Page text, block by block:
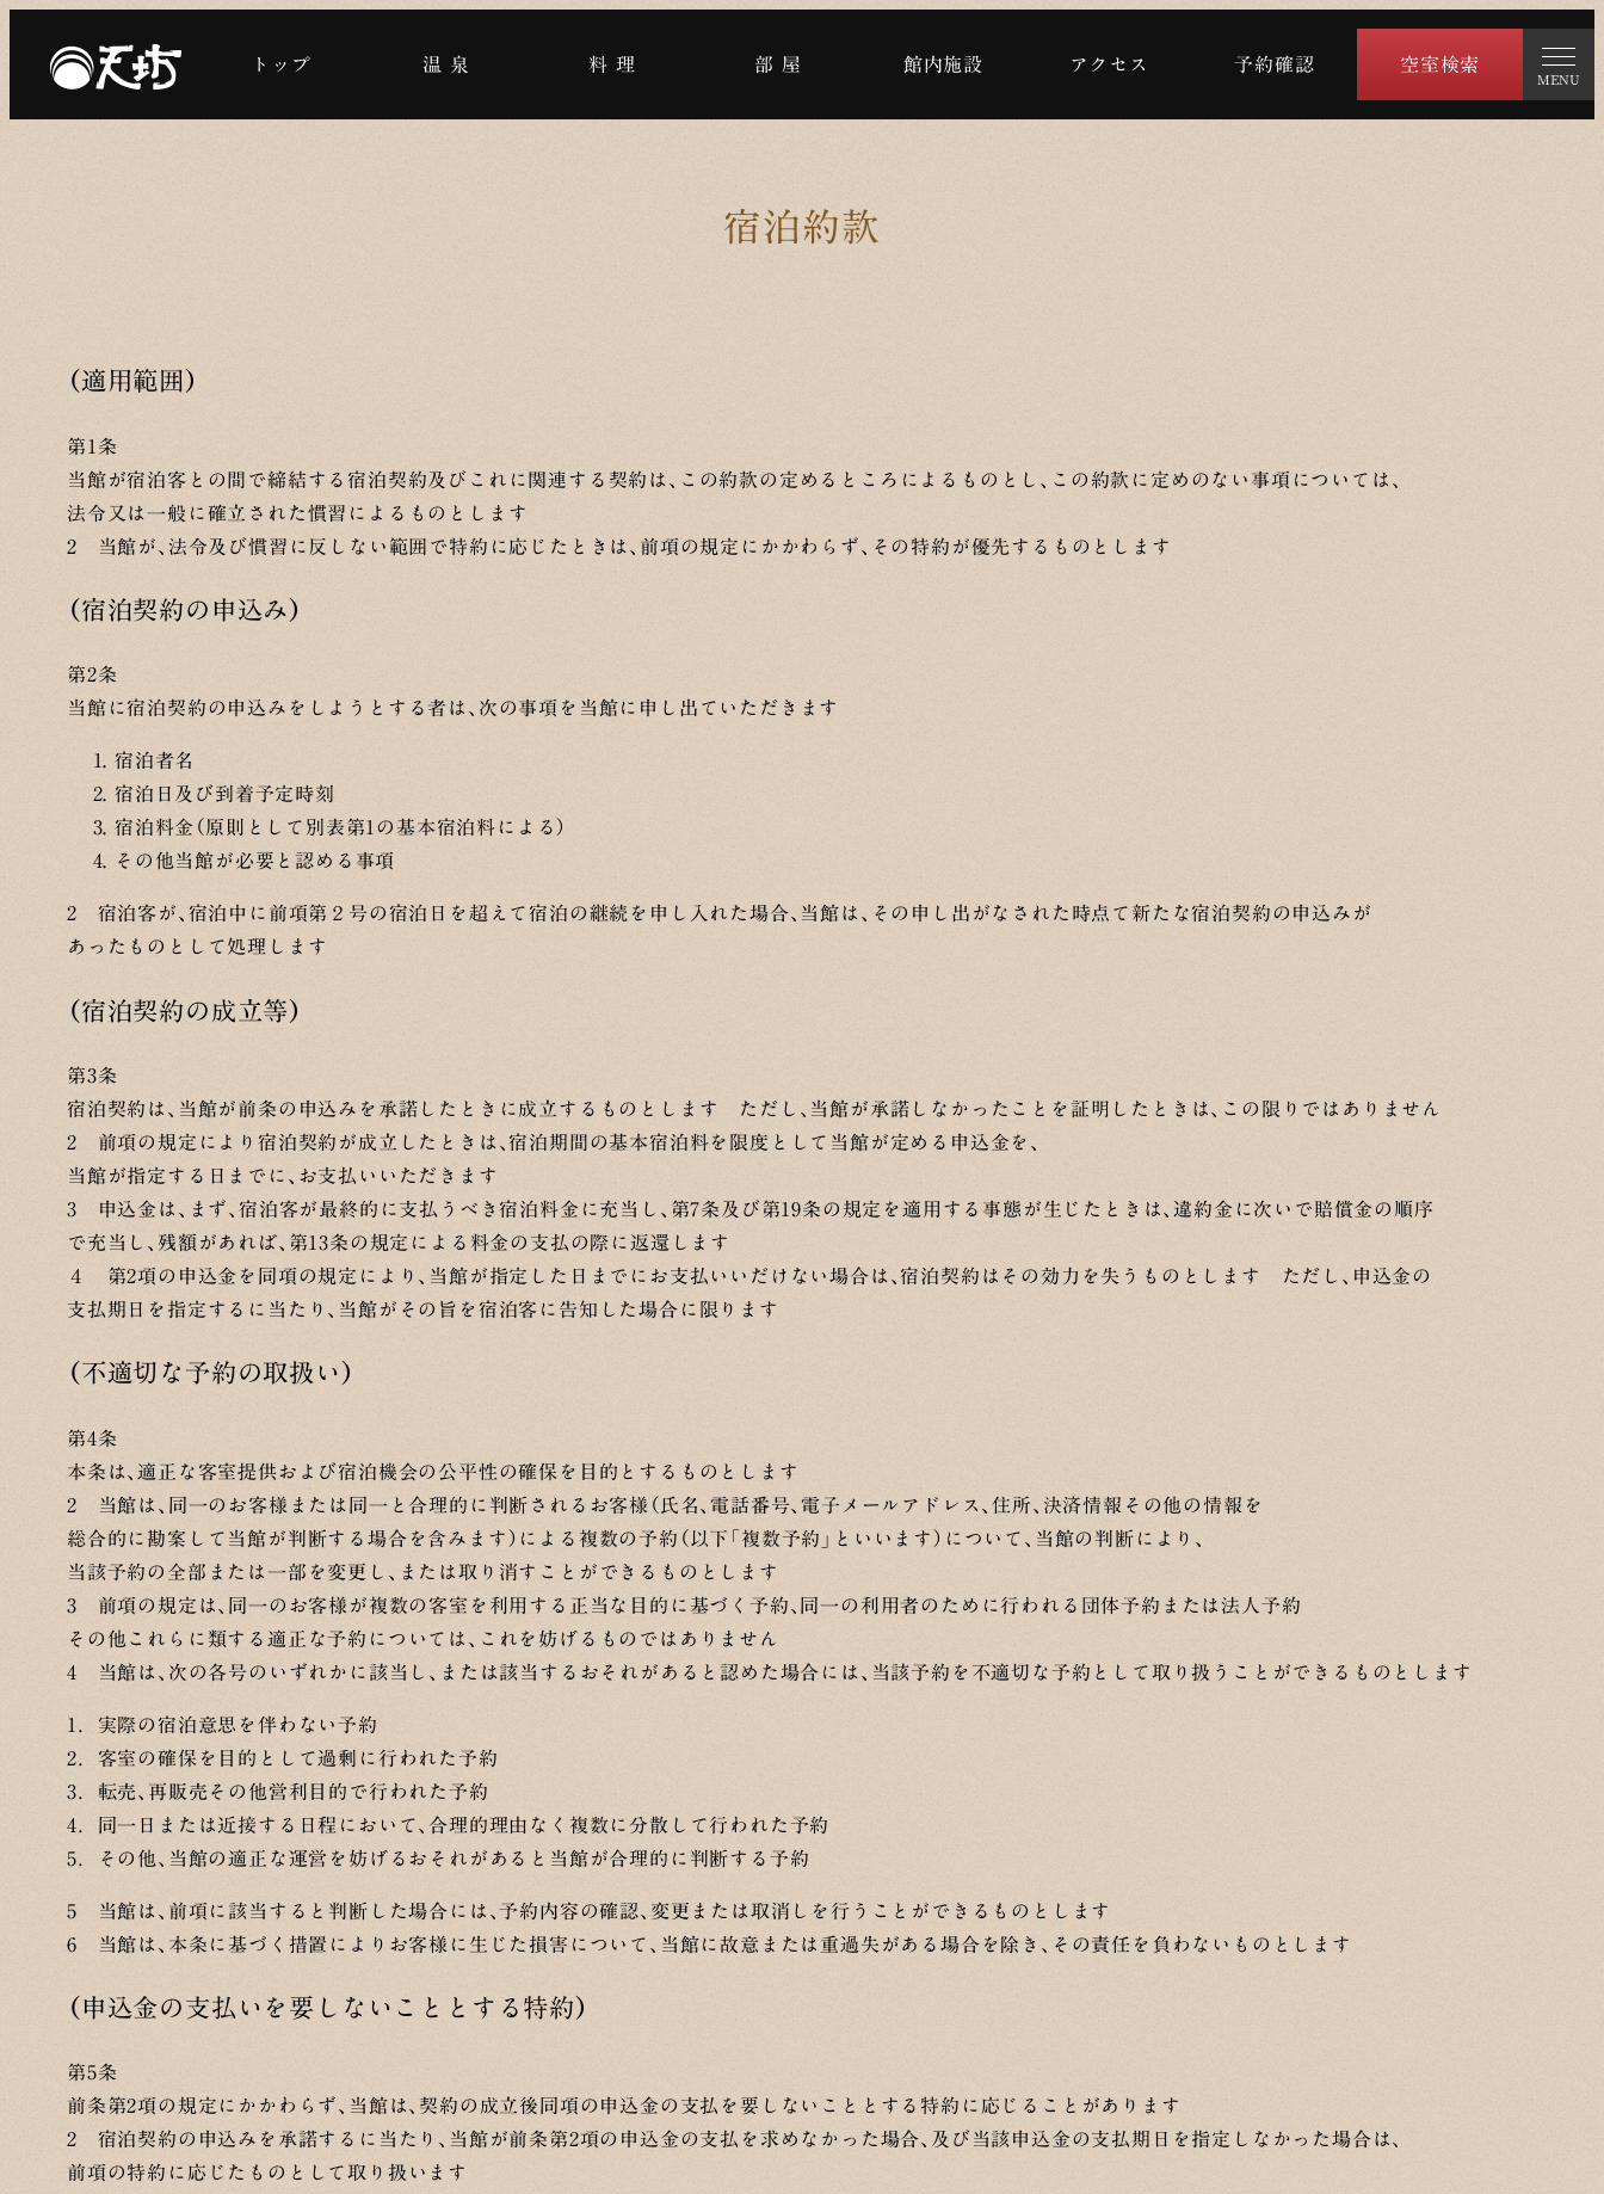
コ
トップ 温 泉 料 理 部 屋 館内施設 アクセス 予約確認 空室検索
MENU
宿泊約款
（適用範囲）
第1条
当館が宿泊客との間で締結する宿泊契約及びこれに関連する契約は、この約款の定めるところによるものとし、この約款に定めのない事項については、
法令又は一般に確立された慣習によるものとします
2 当館が、法令及び慣習に反しない範囲で特約に応じたときは、前項の規定にかかわらず、その特約が優先するものとします
（宿泊契約の申込み）
第2条
当館に宿泊契約の申込みをしようとする者は、次の事項を当館に申し出ていただきます
宿泊者名
宿泊日及び到着予定時刻
宿泊料金（原則として別表第1の基本宿泊料による）
その他当館が必要と認める事項
2 宿泊客が、宿泊中に前項第２号の宿泊日を超えて宿泊の継続を申し入れた場合、当館は、その申し出がなされた時点て新たな宿泊契約の申込みが
あったものとして処理します
（宿泊契約の成立等）
第3条
宿泊契約は、当館が前条の申込みを承諾したときに成立するものとします ただし、当館が承諾しなかったことを証明したときは、この限りではありません
2 前項の規定により宿泊契約が成立したときは、宿泊期間の基本宿泊料を限度として当館が定める申込金を、
当館が指定する日までに、お支払いいただきます
3 申込金は、まず、宿泊客が最終的に支払うべき宿泊料金に充当し、第7条及び第19条の規定を適用する事態が生じたときは、違約金に次いで賠償金の順序
で充当し、残額があれば、第13条の規定による料金の支払の際に返還します
４ 第2項の申込金を同項の規定により、当館が指定した日までにお支払いいだけない場合は、宿泊契約はその効力を失うものとします ただし、申込金の
支払期日を指定するに当たり、当館がその旨を宿泊客に告知した場合に限ります
（不適切な予約の取扱い）
第4条
本条は、適正な客室提供および宿泊機会の公平性の確保を目的とするものとします
2 当館は、同一のお客様または同一と合理的に判断されるお客様（氏名、電話番号、電子メールアドレス、住所、決済情報その他の情報を
総合的に勘案して当館が判断する場合を含みます）による複数の予約（以下「複数予約」といいます）について、当館の判断により、
当該予約の全部または一部を変更し、または取り消すことができるものとします
3 前項の規定は、同一のお客様が複数の客室を利用する正当な目的に基づく予約、同一の利用者のために行われる団体予約または法人予約
その他これらに類する適正な予約については、これを妨げるものではありません
4 当館は、次の各号のいずれかに該当し、または該当するおそれがあると認めた場合には、当該予約を不適切な予約として取り扱うことができるものとします
1．実際の宿泊意思を伴わない予約
2．客室の確保を目的として過剰に行われた予約
3．転売、再販売その他営利目的で行われた予約
4．同一日または近接する日程において、合理的理由なく複数に分散して行われた予約
5．その他、当館の適正な運営を妨げるおそれがあると当館が合理的に判断する予約
5 当館は、前項に該当すると判断した場合には、予約内容の確認、変更または取消しを行うことができるものとします
6 当館は、本条に基づく措置によりお客様に生じた損害について、当館に故意または重過失がある場合を除き、その責任を負わないものとします
（申込金の支払いを要しないこととする特約）
第5条
前条第2項の規定にかかわらず、当館は、契約の成立後同項の申込金の支払を要しないこととする特約に応じることがあります
2 宿泊契約の申込みを承諾するに当たり、当館が前条第2項の申込金の支払を求めなかった場合、及び当該申込金の支払期日を指定しなかった場合は、
前項の特約に応じたものとして取り扱います